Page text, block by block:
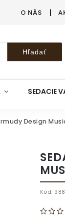
O NÁS
Hľadať
SEDACIE
Design
Kód: